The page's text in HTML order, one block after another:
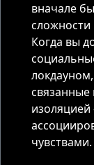
вначале
сложности
Когда вы
связанные
изоляцией
чувствами.